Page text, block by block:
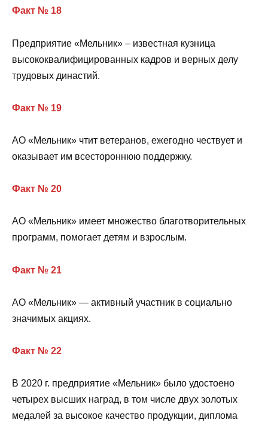
Факт № 18
Предприятие «Мельник» – известная кузница
высококвалифицированных кадров и верных делу
трудовых династий.
Факт № 19
АО «Мельник» чтит ветеранов, ежегодно чествует и
оказывает им всестороннюю поддержку.
Факт № 20
АО «Мельник» имеет множество благотворительных
программ, помогает детям и взрослым.
Факт № 21
АО «Мельник» — активный участник в социально
значимых акциях.
Факт № 22
В 2020 г. предприятие «Мельник» было удостоено
четырех высших наград, в том числе двух золотых
медалей за высокое качество продукции, диплома